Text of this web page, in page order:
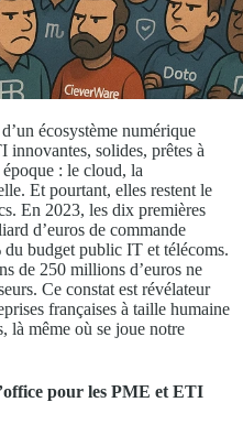
écosystème numérique
innovantes, solides, prêtes à
: le cloud, la
Et pourtant, elles restent le
En 2023, les dix premières
d’euros de commande
budget public IT et télécoms.
de 250 millions d’euros ne
Ce constat est révélateur
françaises à taille humaine
là même où se joue notre
pour les PME et ETI